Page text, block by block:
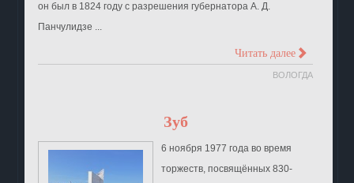
он был в 1824 году с разрешения губернатора А. Д.
Панчулидзе ...
Читать далее >
ВОЛОГДА
Зуб
6 ноября 1977 года во время
торжеств, посвящённых 830-